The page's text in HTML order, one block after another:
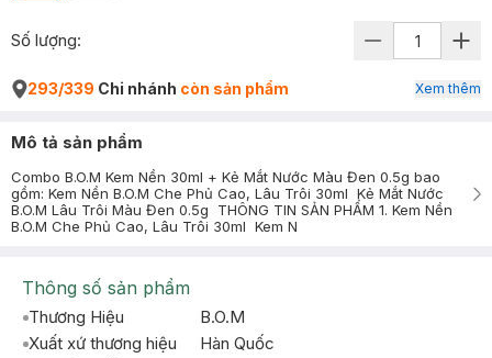
Số lượng:
293/339 Chi nhánh còn sản phẩm Xem thêm
Mô tả sản phẩm
Combo B.O.M Kem Nền 30ml + Kẻ Mắt Nước Màu Đen 0.5g bao
gồm: Kem Nền B.O.M Che Phủ Cao, Lâu Trôi 30ml Kẻ Mắt Nước
B.O.M Lâu Trôi Màu Đen 0.5g THÔNG TIN SẢN PHẨM 1. Kem Nền
B.O.M Che Phủ Cao, Lâu Trôi 30ml Kem N
Thông số sản phẩm
Thương Hiệu
B.O.M
Xuất xứ thương hiệu
Hàn Quốc